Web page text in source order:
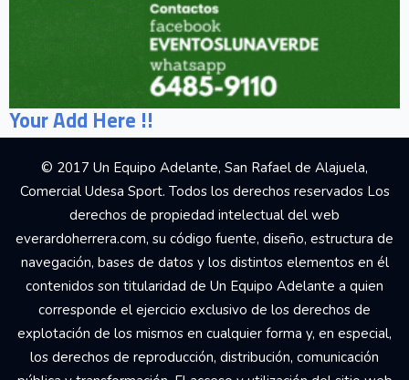
Your Add Here !!
© 2017 Un Equipo Adelante, San Rafael de Alajuela,
Comercial Udesa Sport. Todos los derechos reservados Los
derechos de propiedad intelectual del web
everardoherrera.com, su código fuente, diseño, estructura de
navegación, bases de datos y los distintos elementos en él
contenidos son titularidad de Un Equipo Adelante a quien
corresponde el ejercicio exclusivo de los derechos de
explotación de los mismos en cualquier forma y, en especial,
los derechos de reproducción, distribución, comunicación